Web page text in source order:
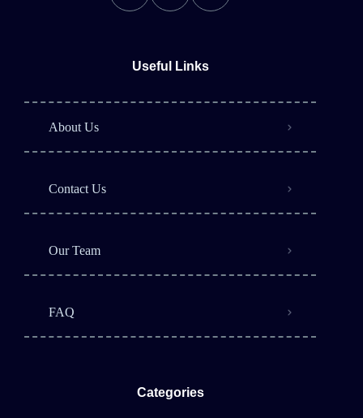
Useful Links
About Us
Contact Us
Our Team
FAQ
Categories